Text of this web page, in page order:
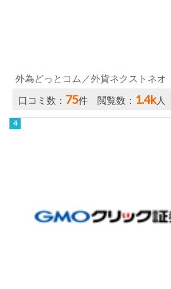
外為どっとコム／外貨ネクストネオ
口コミ数： 75件 閲覧数： 1.4k人